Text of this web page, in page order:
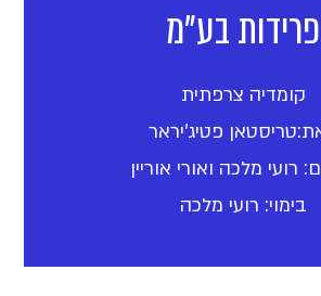
פרידות בע"מ
קומדיה צרפתית
פטיג'יראר
רועי מלכה ואורי אוריין
בימוי: רועי מלכה